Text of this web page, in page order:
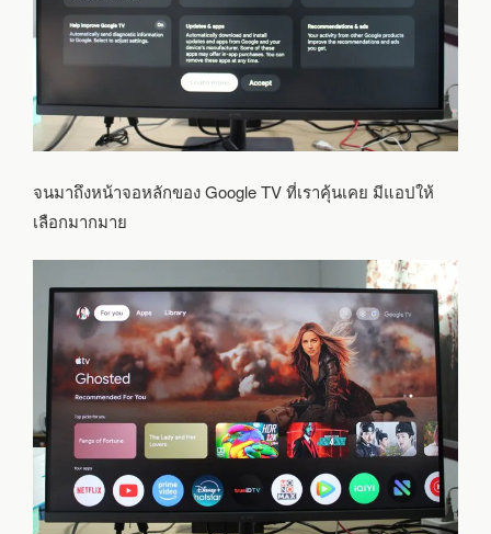
จนมาถึงหน้าจอหลักของ Google TV ที่เราคุ้นเคย มีแอปให้
เลือกมากมาย